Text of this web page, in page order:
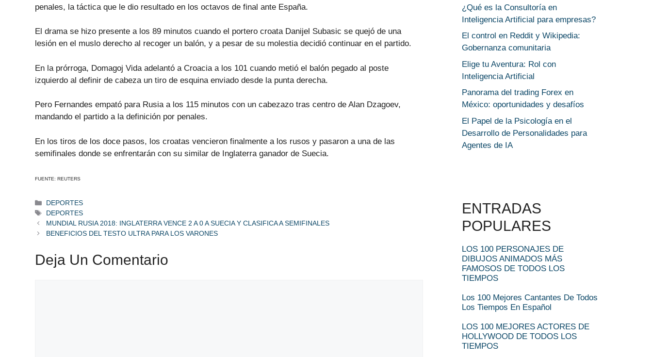
penales, la táctica que le dio resultado en los octavos de final ante España.
El drama se hizo presente a los 89 minutos cuando el portero croata Danijel Subasic se quejó de una
lesión en el muslo derecho al recoger un balón, y a pesar de su molestia decidió continuar en el partido.
En la prórroga, Domagoj Vida adelantó a Croacia a los 101 cuando metió el balón pegado al poste
izquierdo al definir de cabeza un tiro de esquina enviado desde la punta derecha.
Pero Fernandes empató para Rusia a los 115 minutos con un cabezazo tras centro de Alan Dzagoev,
mandando el partido a la definición por penales.
En los tiros de los doce pasos, los croatas vencieron finalmente a los rusos y pasaron a una de las
semifinales donde se enfrentarán con su similar de Inglaterra ganador de Suecia.
FUENTE: REUTERS
Categorías
DEPORTES
Etiquetas
DEPORTES
MUNDIAL RUSIA 2018: INGLATERRA VENCE 2 A 0 A SUECIA Y CLASIFICA A SEMIFINALES
BENEFICIOS DEL TESTO ULTRA PARA LOS VARONES
Deja Un Comentario
¿Qué es la Consultoría en
Inteligencia Artificial para empresas?
El control en Reddit y Wikipedia:
Gobernanza comunitaria
Elige tu Aventura: Rol con
Inteligencia Artificial
Panorama del trading Forex en
México: oportunidades y desafíos
El Papel de la Psicología en el
Desarrollo de Personalidades para
Agentes de IA
ENTRADAS
POPULARES
LOS 100 PERSONAJES DE
DIBUJOS ANIMADOS MÁS
FAMOSOS DE TODOS LOS
TIEMPOS
Los 100 Mejores Cantantes De Todos
Los Tiempos En Español
LOS 100 MEJORES ACTORES DE
HOLLYWOOD DE TODOS LOS
TIEMPOS